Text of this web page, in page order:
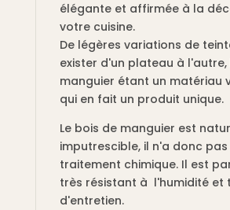
élégante et affirmée à la
votre cuisine.
De légères variations de
exister d'un plateau à
manguier étant un matériau
qui en fait un produit unique.
Le bois de manguier est
imputrescible, il n'a donc
traitement chimique. Il est
très résistant à l'humidité et
d'entretien.